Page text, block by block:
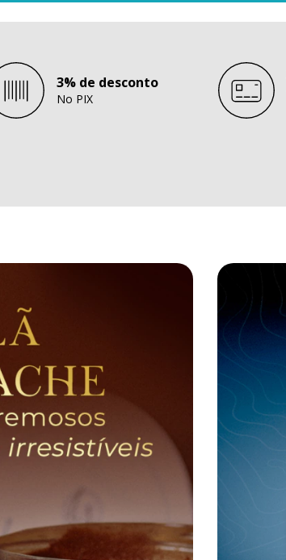
3% de desconto
No PIX